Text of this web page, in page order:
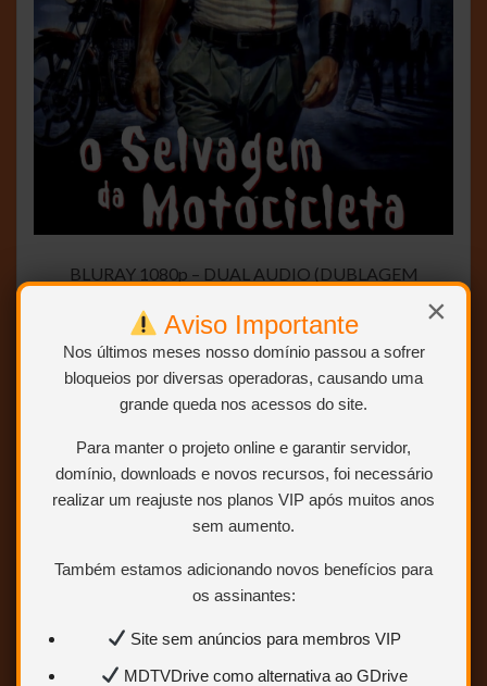
×
Aviso Importante
Nos últimos meses nosso domínio passou a sofrer
bloqueios por diversas operadoras, causando uma
grande queda nos acessos do site.
Para manter o projeto online e garantir servidor,
domínio, downloads e novos recursos, foi necessário
realizar um reajuste nos planos VIP após muitos anos
sem aumento.
Também estamos adicionando novos benefícios para
os assinantes:
Site sem anúncios para membros VIP
MDTVDrive como alternativa ao GDrive
BLURAY 1080p – DUAL AUDIO (DUBLAGEM
NOVO Áudio novo
Peggy Sue, Seu Passado a Espera –
Bluray 1080p